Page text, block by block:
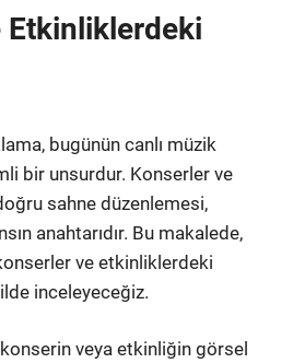
Etkinliklerdeki
bugünün canlı müzik
bir unsurdur. Konserler ve
sahne düzenlemesi,
anahtarıdır. Bu makalede,
ve etkinliklerdeki
inceleyeceğiz.
veya etkinliğin görsel